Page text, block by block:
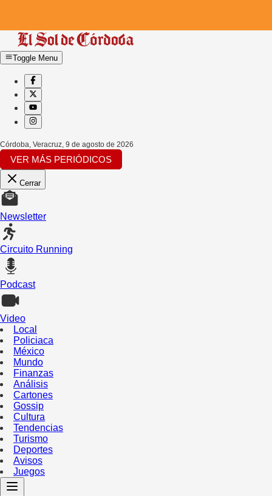
Toggle Menu
Córdoba, Veracruz 9 de agosto de 2026
VER MÁS PERIÓDICOS
Cerrar
Newsletter
Circuito Running
Podcast
Video
Local
Policiaca
México
Mundo
Finanzas
Análisis
Cartones
Gossip
Cultura
Tendencias
Turismo
Deportes
Avisos
Juegos